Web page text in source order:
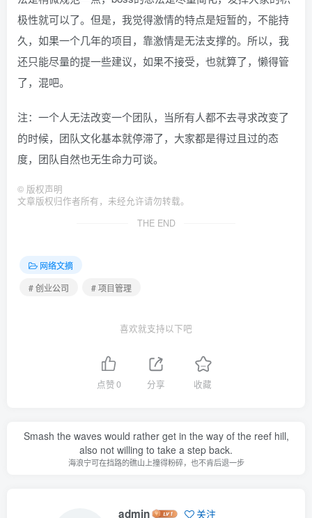
极性就可以了。但是，我觉得激情的特点是短暂的，不能持
久，如果一个几年的项目，靠激情是无法支撑的。所以，我
还只能尽量的提一些建议，如果不接受，也就算了，懒得管
了，混吧。
注：一个人无法改变一个团队，当所有人都不去寻求改变了
的时候，团队文化基本就停滞了，大家都是得过且过的态
度，团队自然也无生命力可谈。
© 版权声明
文章版权归作者所有，未经允许请勿转载。
THE END
网络文摘
# 创业公司
# 项目管理
喜欢就支持以下吧
点赞0 分享 收藏
Smash the waves would rather get in the way of the reef hill,
also not willing to take a step back.
海浪宁可在挡路的礁山上撞得粉碎，也不肯后退一步
admin 关注